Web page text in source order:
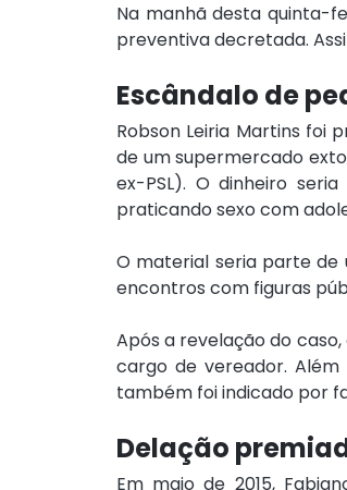
Na manhã desta quinta-
preventiva decretada.
Escândalo de
Robson Leiria Martins foi
de um supermercado
ex-PSL). O dinheiro
praticando sexo com
O material seria parte de
encontros com figuras
Após a revelação do
cargo de vereador. Além
também foi indicado por
Delação
Em maio de 2015,